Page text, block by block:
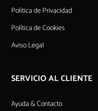
Política de Privacidad
Política de Cookies
Aviso Legal
SERVICIO AL CLIENTE
Ayuda & Contacto